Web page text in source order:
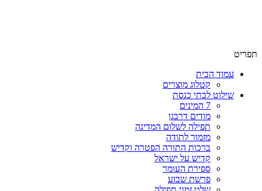
תפריט
עמוד הבית
קטלוג מוצרים
שילוט לבתי כנסת
7 המינים
מודים דרבנן
תפילה לשלום המדינה
מזמור לתודה
ברכות התורה הפטרה וקדיש
קדיש על ישראל
ספירת העומר
פרשת שבוע